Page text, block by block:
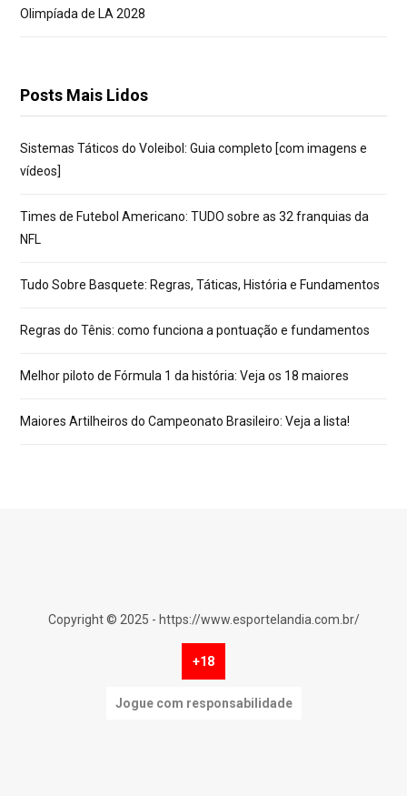
Olimpíada de LA 2028
Posts Mais Lidos
Sistemas Táticos do Voleibol: Guia completo [com imagens e
vídeos]
Times de Futebol Americano: TUDO sobre as 32 franquias da
NFL
Tudo Sobre Basquete: Regras, Táticas, História e Fundamentos
Regras do Tênis: como funciona a pontuação e fundamentos
Melhor piloto de Fórmula 1 da história: Veja os 18 maiores
Maiores Artilheiros do Campeonato Brasileiro: Veja a lista!
Copyright © 2025 - https://www.esportelandia.com.br/
+18
Jogue com responsabilidade